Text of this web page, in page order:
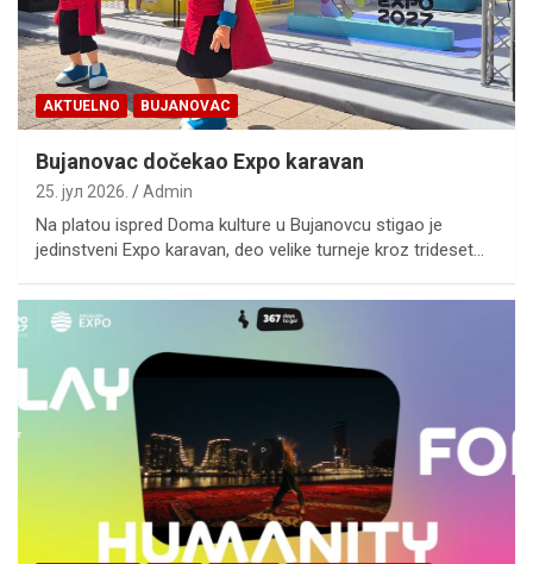
AKTUELNO BUJANOVAC
Bujanovac dočekao Expo karavan
25. јул 2026. Admin
Na platou ispred Doma kulture u Bujanovcu stigao je
jedinstveni Expo karavan, deo velike turneje kroz trideset…